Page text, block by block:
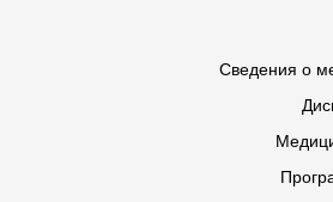
Сведения о